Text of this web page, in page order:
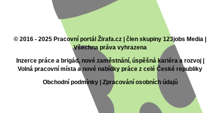
© 2016 - 2025 Pracovní portál Žirafa.cz | člen skupiny 123jobs Media |
Všechna práva vyhrazena
Inzerce práce a brigád, nové zaměstnání, úspěšná kariéra a rozvoj |
Volná pracovní místa a nové nabídky práce z celé České republiky
Obchodní podmínky| Zpracování osobních údajů